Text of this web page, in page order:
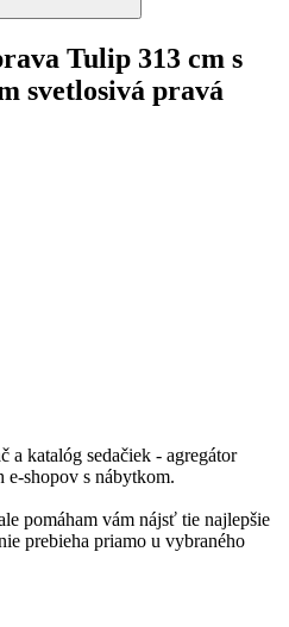
Tulip 313 cm s
svetlosivá pravá
a katalóg sedačiek - agregátor
e-shopov s nábytkom.
pomáham vám nájsť tie najlepšie
prebieha priamo u vybraného